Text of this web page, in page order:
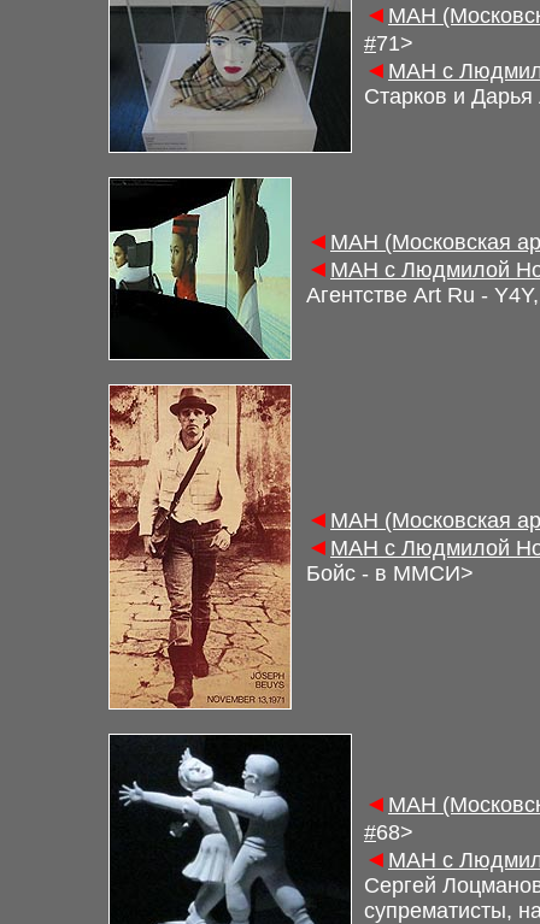
◄ МАН
#71>
◄ МАН с
Старков и Дарья
◄ МАН (Московская
◄ МАН с Людмилой
Агентстве Art Ru -
◄ МАН (Московская
◄ МАН с Людмилой
Бойс - в ММСИ>
◄ МАН
#68>
◄ МАН с
Сергей
супрематисты,